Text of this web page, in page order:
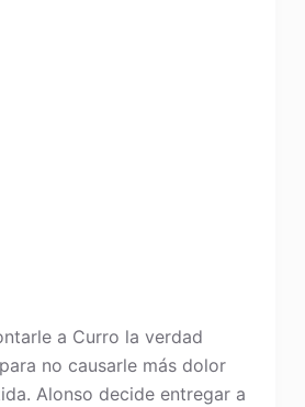
a Curro la verdad
no causarle más dolor
Alonso decide entregar a